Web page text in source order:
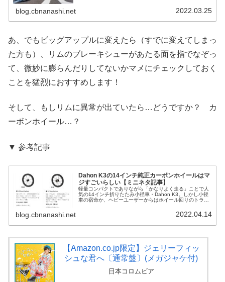
blog.cbnanashi.net 2022.03.25
あ、でもビッグアップルに変えたら（すでに変えてしまっ
た方も）、リムのブレーキシューがあたる面を指でなぞっ
て、微妙に膨らんだりしてないかマメにチェックしておく
ことを猛烈におすすめします！
そして、もしリムに異常が出ていたら…どうですか？ カ
ーボンホイール…？
▼ 参考記事
Dahon K3の14インチ純正カーボンホイールはマ
ジすごいらしい【ミニネタ記事】
軽量コンパクトでありながら「かなりよく走る」ことで人
気の14インチ折りたたみ小径車・Dahon K3。しかし小径
車の宿命か、ヘビーユーザーからはホイール回りのトラブ
blog.cbnanashi.net 2022.04.14
【Amazon.co.jp限定】ジェリーフィッ
シュな君へ〔通常盤〕(メガジャケ付)
日本コロムビア